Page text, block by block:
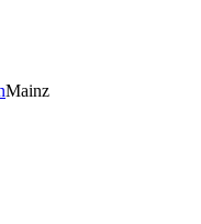
Mainz